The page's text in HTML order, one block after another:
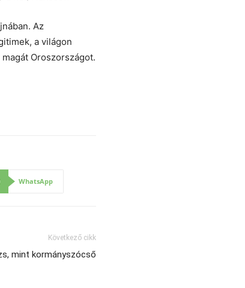
Az
a világon
Oroszországot.
WhatsApp
Következő cikk
mint kormányszócső